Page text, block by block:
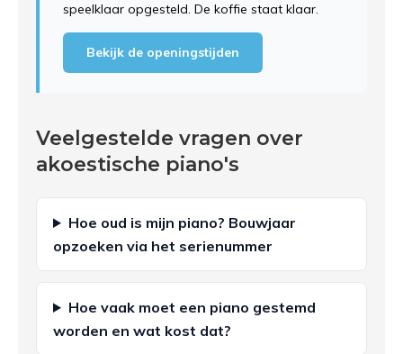
speelklaar opgesteld. De koffie staat klaar.
Bekijk de openingstijden
Veelgestelde vragen over
akoestische piano's
Hoe oud is mijn piano? Bouwjaar
opzoeken via het serienummer
Hoe vaak moet een piano gestemd
worden en wat kost dat?